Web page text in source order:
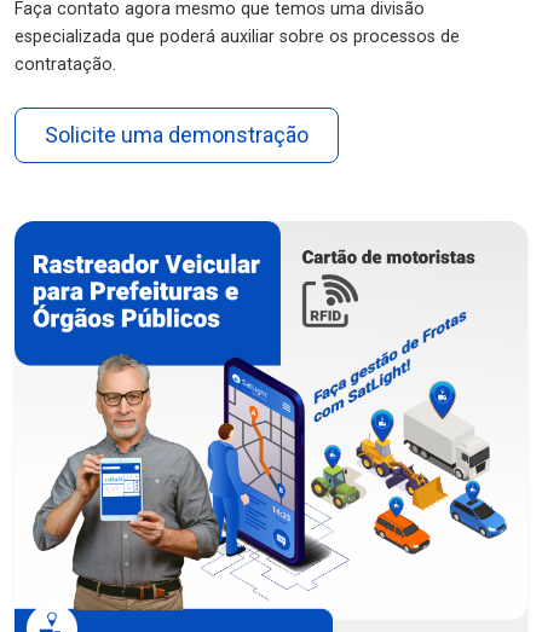
Faça contato agora mesmo que temos uma divisão
especializada que poderá auxiliar sobre os processos de
contratação.
Solicite uma demonstração